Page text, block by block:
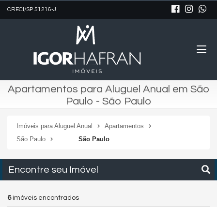
CRECI/SP 51216-J
Apartamentos para Aluguel Anual em São
Paulo - São Paulo
Imóveis para Aluguel Anual
Apartamentos
São Paulo
São Paulo
Encontre seu Imóvel
6imóveis encontrados